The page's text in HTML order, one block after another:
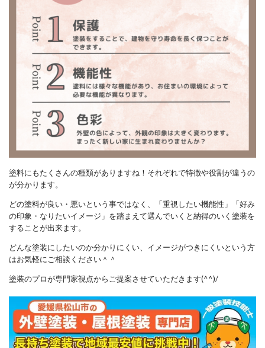
塗料にもたくさんの種類がありますね！それぞれで特徴や役割が違うの
が分かります。
どの塗料が良い・悪いという事ではなく、「重視したい機能性」「好み
の印象・なりたいイメージ」を踏まえて選んでいくと納得のいく塗装を
することが出来ます。
どんな塗装にしたいのか分かりにくい、イメージがつきにくいという方
はお気軽にご相談ください＾＾
塗装のプロが専門家視点からご提案させていただきます(^^)/